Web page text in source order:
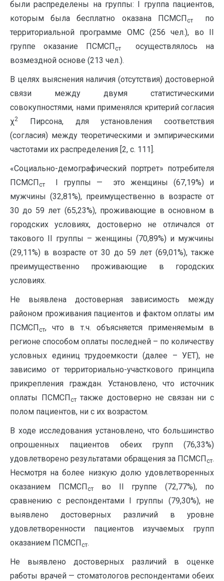
были распределены на группы: I группа пациентов,
которым была бесплатно оказана ПСМСПст по
территориальной программе ОМС (256 чел.), во II
группе оказание ПСМСПстосуществлялось на
возмездной основе (213 чел.).
В целях выяснения наличия (отсутствия) достоверной
связи между двумя статистическими
совокупностями, нами применялся критерий согласия
χ2
Пирсона, для установления соответствия
(согласия) между теоретическими и эмпирическими
частотами их распределения [2, с. 111].
«Социально-демографический портрет» потребителя
ПСМСПст
I группы — это женщины (67,19%) и
мужчины (32,81%), преимущественно в возрасте от
30 до 59 лет (65,23%), проживающие в основном в
городских условиях, достоверно не отличался от
такового II группы – женщины (70,89%) и мужчины
(29,11%) в возрасте от 30 до 59 лет (69,01%), также
преимущественно проживающие в городских
условиях.
Не выявлена достоверная зависимость между
районом проживания пациентов и фактом оплаты им
ПСМСПст, что в т.ч. объясняется применяемым в
регионе способом оплаты последней – по количеству
условных единиц трудоемкости (далее – УЕТ), не
зависимо от территориально-участкового принципа
прикрепления граждан. Установлено, что источник
оплаты ПСМСПсттакже достоверно не связан ни с
полом пациентов, ни с их возрастом.
В ходе исследования установлено, что большинство
опрошенных пациентов обеих групп (76,33%)
удовлетворено результатами обращения за ПСМСПст.
Несмотря на более низкую долю удовлетворенных
оказанием ПСМСПство II группе (72,77%), по
сравнению с респондентами I группы (79,30%), не
выявлено достоверных различий в уровне
удовлетворенности пациентов изучаемых групп
оказанием ПСМСПст.
Не выявлено достоверных различий в оценке
работы врачей — стоматологов респондентами обеих